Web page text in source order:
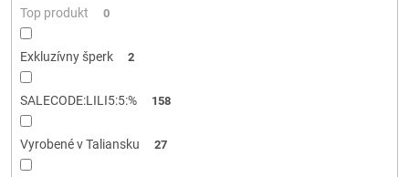
Top produkt 0
Exkluzívny šperk 2
SALECODE:LILI5:5:% 158
Vyrobené v Taliansku 27